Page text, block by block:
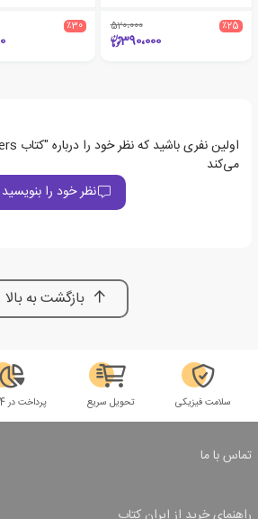
٪25 520،000
390،000
٪30
می‌کند
نظر خود را بنویسید
بازگشت به بالا
سلامت فیزیکی تحویل سریع پرداخت در 4 قسط
تماس با ما